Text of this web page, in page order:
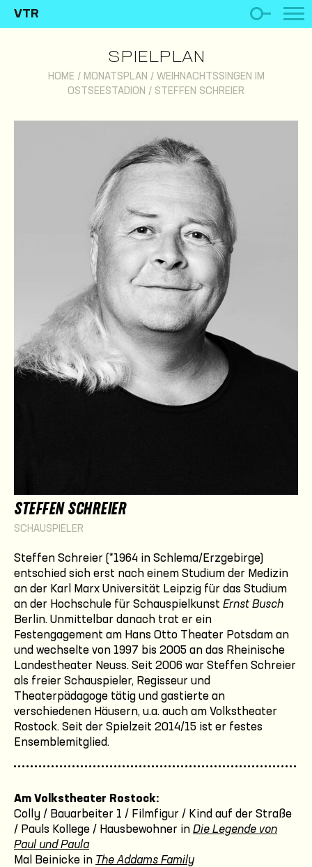
VTR
SPIELPLAN
HOME / MONATSPLAN / WEIHNACHTSSINGEN IM
OSTSEESTADION / STEFFEN SCHREIER
STEFFEN SCHREIER
SCHAUSPIELER
Steffen Schreier (*1964 in Schlema/Erzgebirge)
entschied sich erst nach einem Studium der Medizin
an der Karl Marx Universität Leipzig für das Studium
an der Hochschule für Schauspielkunst Ernst Busch
Berlin. Unmittelbar danach trat er ein
Festengagement am Hans Otto Theater Potsdam an
und wechselte von 1997 bis 2005 an das Rheinische
Landestheater Neuss. Seit 2006 war Steffen Schreier
als freier Schauspieler, Regisseur und
Theaterpädagoge tätig und gastierte an
verschiedenen Häusern, u.a. auch am Volkstheater
Rostock. Seit der Spielzeit 2014/15 ist er festes
Ensemblemitglied.
Am Volkstheater Rostock:
Colly / Bauarbeiter 1 / Filmfigur / Kind auf der Straße
/ Pauls Kollege / Hausbewohner in Die Legende von
Paul und Paula
Mal Beinicke in The Addams Family